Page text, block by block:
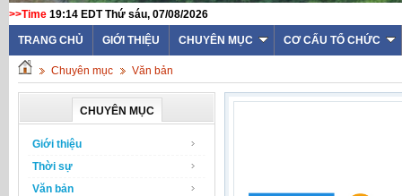
>>Time 19:14 EDT Thứ sáu, 07/08/2026
TRANG CHỦ GIỚI THIỆU CHUYÊN MỤC CƠ CẤU TỔ CHỨC
Chuyên mục Văn bản
CHUYÊN MỤC
Giới thiệu
Thời sự
Văn bản